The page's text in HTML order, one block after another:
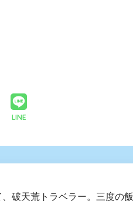
LINE
破天荒トラベラー。三度の飯